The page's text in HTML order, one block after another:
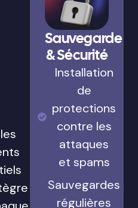
Sauvegarde
& Sécurité
Installation
de
protections
contre les
attaques
et spams
Sauvegardes
régulières